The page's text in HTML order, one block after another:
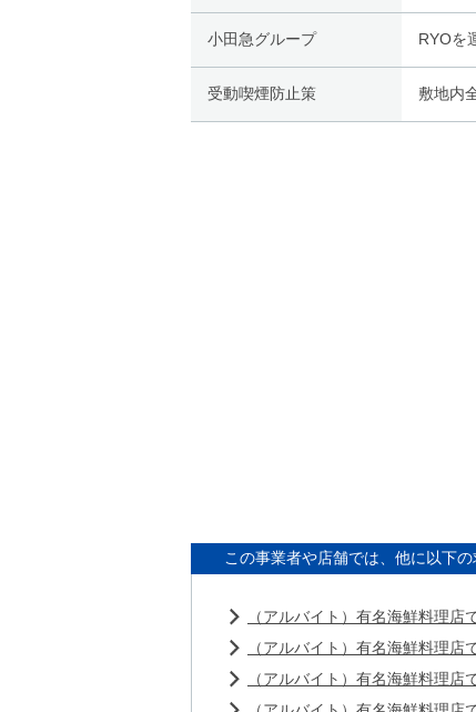
小田急グループ RYOを
受動喫煙防止策 敷地内
この事業者や店舗では、他に以下
（アルバイト）有名海鮮料理店
（アルバイト）有名海鮮料理店
（アルバイト）有名海鮮料理店